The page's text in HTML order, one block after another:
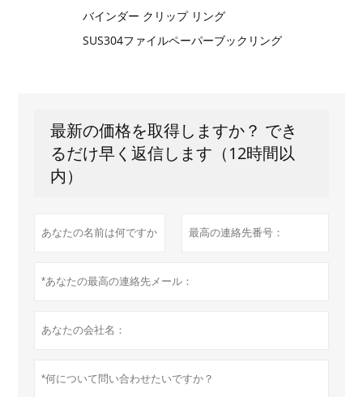
バインダー クリップ リング
SUS304ファイルペーパーブックリング
最新の価格を取得しますか？ でき
るだけ早く返信します（12時間以
内）